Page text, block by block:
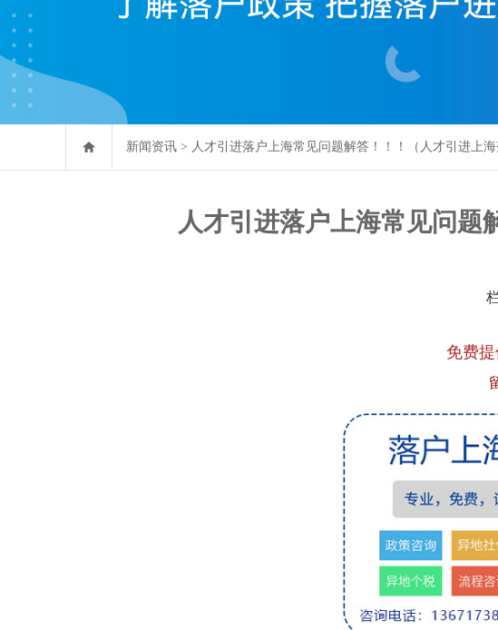
新闻资讯 > 人才引进落户上海常见问题解答！！！（人才引进上海
人才引进落户上海常见问题
免费